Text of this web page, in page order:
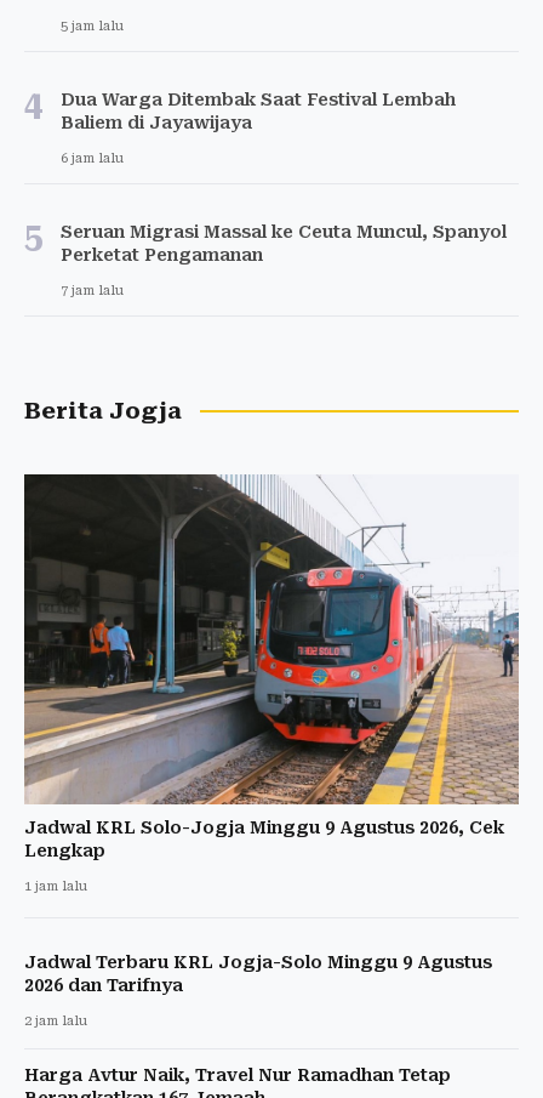
5 jam lalu
4
Dua Warga Ditembak Saat Festival Lembah
Baliem di Jayawijaya
6 jam lalu
5
Seruan Migrasi Massal ke Ceuta Muncul, Spanyol
Perketat Pengamanan
7 jam lalu
Berita Jogja
Jadwal KRL Solo-Jogja Minggu 9 Agustus 2026, Cek
Lengkap
1 jam lalu
Jadwal Terbaru KRL Jogja-Solo Minggu 9 Agustus
2026 dan Tarifnya
2 jam lalu
Harga Avtur Naik, Travel Nur Ramadhan Tetap